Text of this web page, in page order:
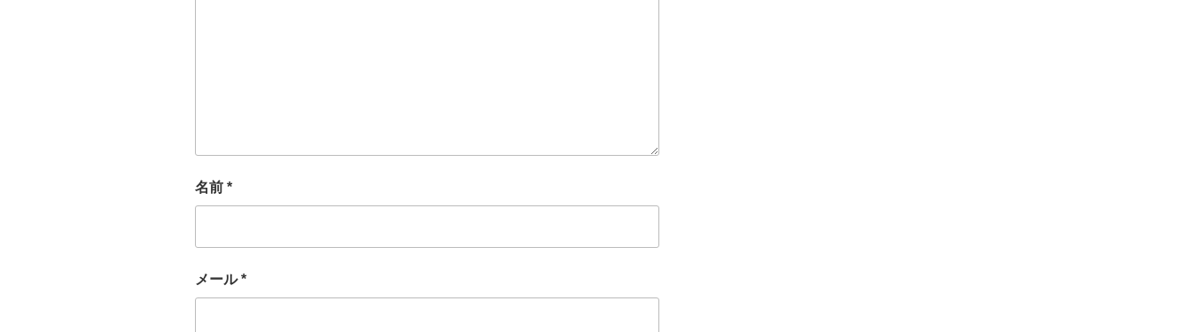
名前 *
メール*